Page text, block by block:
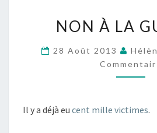
À
NON À LA
28 Août 2013
Il y a déjà eu cent mille victimes.